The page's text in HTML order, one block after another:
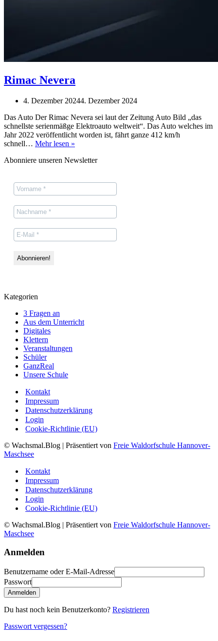
Rimac Nevera
4. Dezember 20244. Dezember 2024
Das Auto Der Rimac Nevera sei laut der Zeitung Auto Bild „das
schnellste serienmäßge Elektroauto weltweit“. Das Auto welches im
Jahr 2022 veröffentlicht worden ist, fährt ganze 412 km/h
schnell… Mehr lesen »
Abonniere unseren Newsletter
Kategorien
3 Fragen an
Aus dem Unterricht
Digitales
Klettern
Veranstaltungen
Schüler
GanzReal
Unsere Schule
Kontakt
Impressum
Datenschutzerklärung
Login
Cookie-Richtlinie (EU)
© Wachsmal.Blog | Präsentiert von Freie Waldorfschule Hannover-
Maschsee
Kontakt
Impressum
Datenschutzerklärung
Login
Cookie-Richtlinie (EU)
© Wachsmal.Blog | Präsentiert von Freie Waldorfschule Hannover-
Maschsee
Anmelden
Benutzername oder E-Mail-Adresse
Passwort
Anmelden
Du hast noch kein Benutzerkonto? Registrieren
Passwort vergessen?